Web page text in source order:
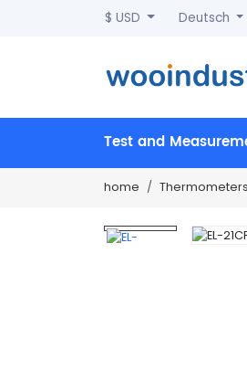
$ USD Deutsch
Test and
home Thermometers